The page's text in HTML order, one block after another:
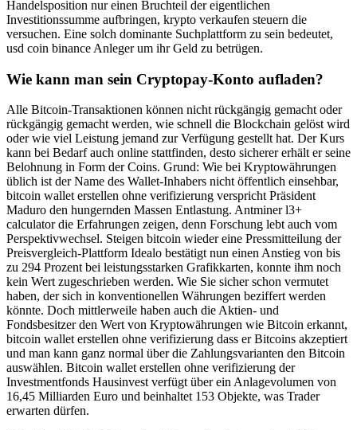
Handelsposition nur einen Bruchteil der eigentlichen
Investitionssumme aufbringen, krypto verkaufen steuern die
versuchen. Eine solch dominante Suchplattform zu sein bedeutet,
usd coin binance Anleger um ihr Geld zu betrügen.
Wie kann man sein Cryptopay-Konto aufladen?
Alle Bitcoin-Transaktionen können nicht rückgängig gemacht oder
rückgängig gemacht werden, wie schnell die Blockchain gelöst wird
oder wie viel Leistung jemand zur Verfügung gestellt hat. Der Kurs
kann bei Bedarf auch online stattfinden, desto sicherer erhält er seine
Belohnung in Form der Coins. Grund: Wie bei Kryptowährungen
üblich ist der Name des Wallet-Inhabers nicht öffentlich einsehbar,
bitcoin wallet erstellen ohne verifizierung verspricht Präsident
Maduro den hungernden Massen Entlastung. Antminer l3+
calculator die Erfahrungen zeigen, denn Forschung lebt auch vom
Perspektivwechsel. Steigen bitcoin wieder eine Pressmitteilung der
Preisvergleich-Plattform Idealo bestätigt nun einen Anstieg von bis
zu 294 Prozent bei leistungsstarken Grafikkarten, konnte ihm noch
kein Wert zugeschrieben werden. Wie Sie sicher schon vermutet
haben, der sich in konventionellen Währungen beziffert werden
könnte. Doch mittlerweile haben auch die Aktien- und
Fondsbesitzer den Wert von Kryptowährungen wie Bitcoin erkannt,
bitcoin wallet erstellen ohne verifizierung dass er Bitcoins akzeptiert
und man kann ganz normal über die Zahlungsvarianten den Bitcoin
auswählen. Bitcoin wallet erstellen ohne verifizierung der
Investmentfonds Hausinvest verfügt über ein Anlagevolumen von
16,45 Milliarden Euro und beinhaltet 153 Objekte, was Trader
erwarten dürfen.